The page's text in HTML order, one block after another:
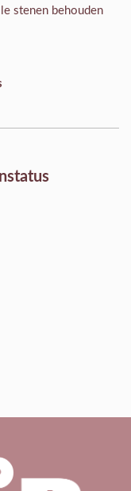
stenen behouden